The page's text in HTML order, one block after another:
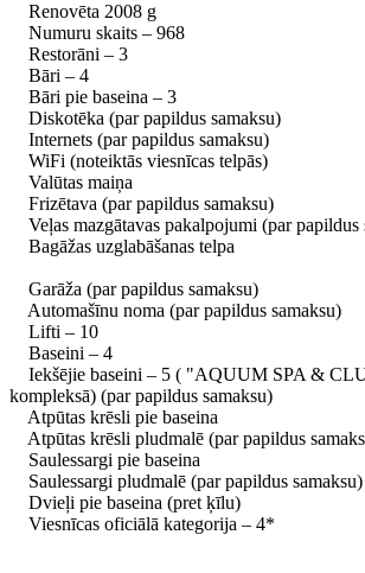
Renovēta 2008 g
Numuru skaits – 968
Restorāni – 3
Bāri – 4
Bāri pie baseina – 3
Diskotēka (par papildus samaksu)
Internets (par papildus samaksu)
WiFi (noteiktās viesnīcas telpās)
Valūtas maiņa
Frizētava (par papildus samaksu)
Veļas mazgātavas pakalpojumi (par papildus
Bagāžas uzglabāšanas telpa
Garāža (par papildus samaksu)
Automašīnu noma (par papildus samaksu)
Lifti – 10
Baseini – 4
Iekšējie baseini – 5 ( "AQUUM SPA &
kompleksā) (par papildus samaksu)
Atpūtas krēsli pie baseina
Atpūtas krēsli pludmalē (par papildus
Saulessargi pie baseina
Saulessargi pludmalē (par papildus samaksu)
Dvieļi pie baseina (pret ķīlu)
Viesnīcas oficiālā kategorija – 4*